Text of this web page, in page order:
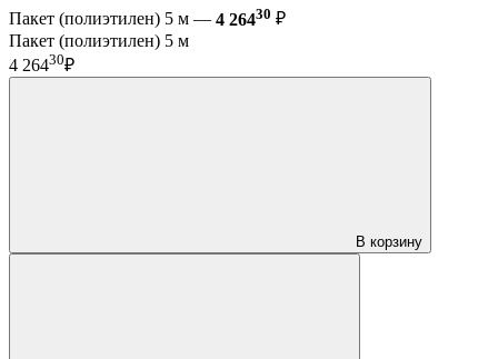
Пакет (полиэтилен) 5 м — 4 26430 ₽
Пакет (полиэтилен) 5 м
4 26430₽
В корзину